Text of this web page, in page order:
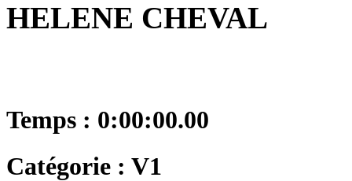
HELENE CHEVAL
Temps : 0:00:00.00
Catégorie : V1